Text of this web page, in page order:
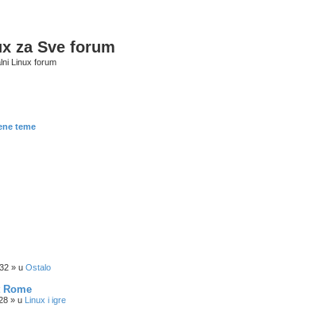
za Sve forum
Linux forum
teme
» u Ostalo
Rome
» u Linux i igre